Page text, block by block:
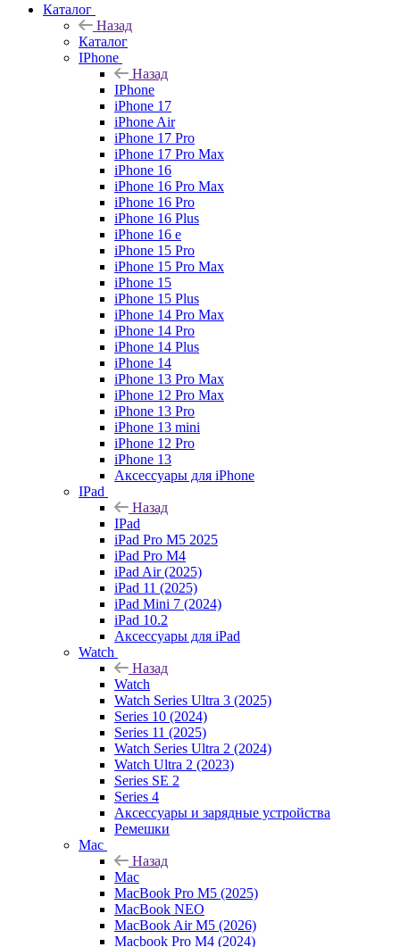
Каталог
Назад
Каталог
IPhone
Назад
IPhone
iPhone 17
iPhone Air
iPhone 17 Pro
iPhone 17 Pro Max
iPhone 16
iPhone 16 Pro Max
iPhone 16 Pro
iPhone 16 Plus
iPhone 16 e
iPhone 15 Pro
iPhone 15 Pro Max
iPhone 15
iPhone 15 Plus
iPhone 14 Pro Max
iPhone 14 Pro
iPhone 14 Plus
iPhone 14
iPhone 13 Pro Max
iPhone 12 Pro Max
iPhone 13 Pro
iPhone 13 mini
iPhone 12 Pro
iPhone 13
Аксессуары для iPhone
IPad
Назад
IPad
iPad Pro M5 2025
iPad Pro M4
iPad Air (2025)
iPad 11 (2025)
iPad Mini 7 (2024)
iPad 10.2
Аксессуары для iPad
Watch
Назад
Watch
Watch Series Ultra 3 (2025)
Series 10 (2024)
Series 11 (2025)
Watch Series Ultra 2 (2024)
Watch Ultra 2 (2023)
Series SE 2
Series 4
Аксессуары и зарядные устройства
Ремешки
Mac
Назад
Mac
MacBook Pro M5 (2025)
MacBook NEO
MacBook Air M5 (2026)
Macbook Pro M4 (2024)